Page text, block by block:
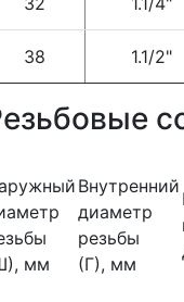
38 1.1/2"
мм
Внутренний
диаметр
резьбы
(Г), мм